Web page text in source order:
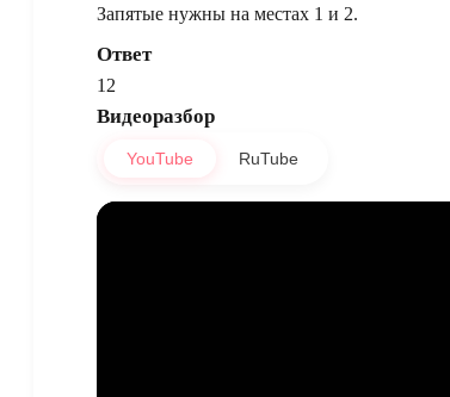
Запятые нужны на местах 1 и 2.
Ответ
12
Видеоразбор
YouTube RuTube